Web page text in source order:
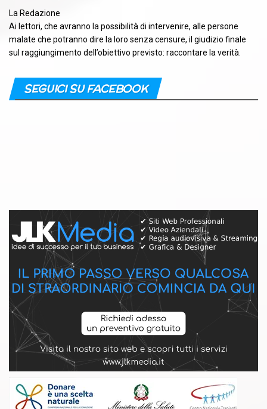
La Redazione
Ai lettori, che avranno la possibilità di intervenire, alle persone
malate che potranno dire la loro senza censure, il giudizio finale
sul raggiungimento dell’obiettivo previsto: raccontare la verità.
SEGUICI SU FACEBOOK